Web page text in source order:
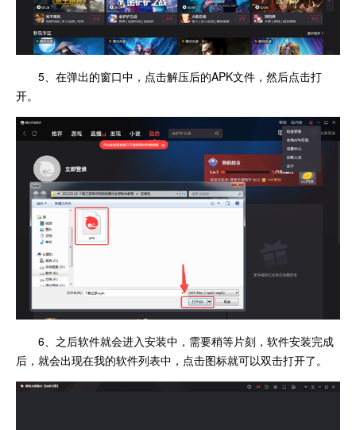
5、在弹出的窗口中，点击解压后的APK文件，然后点击打
开。
6、之后软件就会进入安装中，需要稍等片刻，软件安装完成
后，就会出现在我的软件列表中，点击图标就可以双击打开了。